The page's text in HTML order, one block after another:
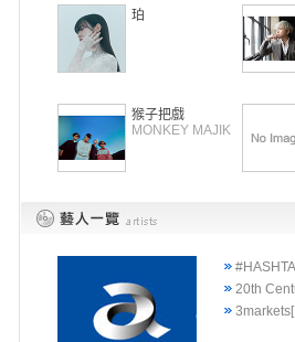
珀
猴子把戲
MONKEY MAJIK
20th
3markets[